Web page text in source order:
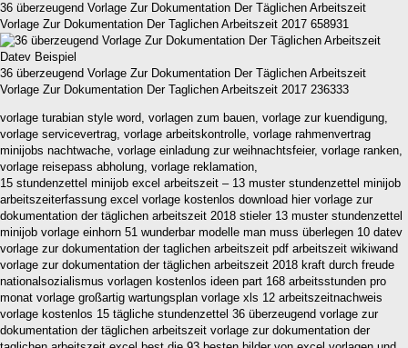
36 überzeugend Vorlage Zur Dokumentation Der Täglichen Arbeitszeit
Vorlage Zur Dokumentation Der Taglichen Arbeitszeit 2017 658931
36 überzeugend Vorlage Zur Dokumentation Der Täglichen Arbeitszeit
Vorlage Zur Dokumentation Der Taglichen Arbeitszeit 2017 236333
vorlage turabian style word, vorlagen zum bauen, vorlage zur kuendigung,
vorlage servicevertrag, vorlage arbeitskontrolle, vorlage rahmenvertrag
minijobs nachtwache, vorlage einladung zur weihnachtsfeier, vorlage ranken,
vorlage reisepass abholung, vorlage reklamation,
15 stundenzettel minijob excel arbeitszeit – 13 muster stundenzettel minijob
arbeitszeiterfassung excel vorlage kostenlos download hier vorlage zur
dokumentation der täglichen arbeitszeit 2018 stieler 13 muster stundenzettel
minijob vorlage einhorn 51 wunderbar modelle man muss überlegen 10 datev
vorlage zur dokumentation der taglichen arbeitszeit pdf arbeitszeit wikiwand
vorlage zur dokumentation der täglichen arbeitszeit 2018 kraft durch freude
nationalsozialismus vorlagen kostenlos ideen part 168 arbeitsstunden pro
monat vorlage großartig wartungsplan vorlage xls 12 arbeitszeitnachweis
vorlage kostenlos 15 tägliche stundenzettel 36 überzeugend vorlage zur
dokumentation der täglichen arbeitszeit vorlage zur dokumentation der